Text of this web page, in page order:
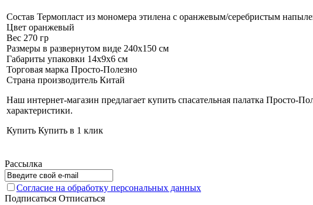
Состав Термопласт из мономера этилена с оранжевым/серебристым
Цвет оранжевый
Вес 270 гр
Размеры в развернутом виде 240х150 см
Габариты упаковки 14х9х6 см
Торговая марка Просто-Полезно
Страна производитель Китай
Наш интернет-магазин предлагает купить спасательная палатка Просто-
характеристики.
Купить Купить в 1 клик
Рассылка
Согласие на обработку персональных данных
Подписаться Отписаться